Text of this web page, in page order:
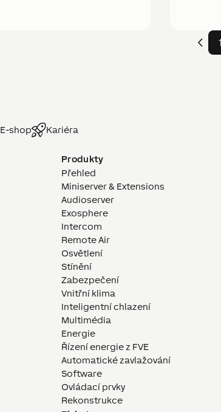
1
E-shop Kariéra
Produkty
Přehled
Miniserver & Extensions
Audioserver
Exosphere
Intercom
Remote Air
Osvětlení
Stínění
Zabezpečení
Vnitřní klima
Inteligentní chlazení
Multimédia
Energie
Řízení energie z FVE
Automatické zavlažování
Software
Ovládací prvky
Rekonstrukce